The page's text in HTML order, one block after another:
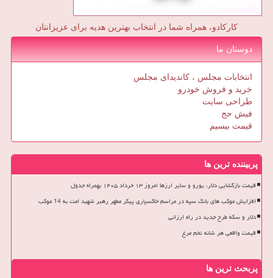
کارکادو، همراه شما در انتخاب بهترین هدیه برای عزیزانتان
دوستان ما
انتخابات مجلس ، کاندیدای مجلس
خرید و فروش خودرو
طراحی سایت
فیش حج
قیمت بیسیم
پربیننده ترین ها
قیمت بازگشایی دلار، یورو و سایر ارزها امروز ۱۳ خرداد ۱۴۰۵ بهمراه جدول
افزایش موکب های بانک سپه در مراسم خاکسپاری پیکر مطهر رهبر شهید امت به 14 موکب
دلار و سکه طرح جدید در راه ارزانی
قیمت واقعی هر شانه تخم مرغ
پربحث ترین ها